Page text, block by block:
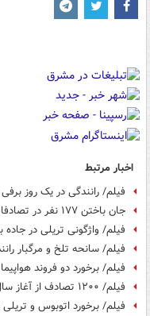
اخبار مرتبط
فیلم/ رانندگی در یک روز
جان باختن ۱۷۷ نفر در تصادفات جاده‌ای ۵ روز گذشته
فیلم/ واژگونی تریلی در
فیلم/ سانحه تلخ و مرگبار
فیلم/ برخورد دو فروند
فیلم/ ۱۲۰۰ تصادف از آغاز سال جدید تاکنون
فیلم/ برخورد اتوبوس و تریلی